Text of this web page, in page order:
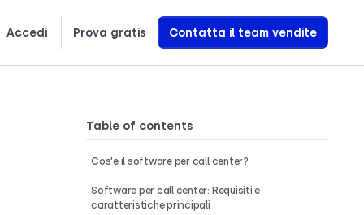
Accedi Prova gratis Contatta il team vendite
Table of contents
Cos'è il software per call center?
Software per call center: Requisiti e
caratteristiche principali